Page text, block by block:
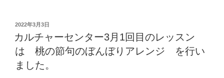
ャ
ー
セ
ン
タ
投
稿
日:
2022年3月3日
カルチャーセンター3月1回目のレッスン
は 桃の節句のぼんぼりアレンジ を行い
ました。